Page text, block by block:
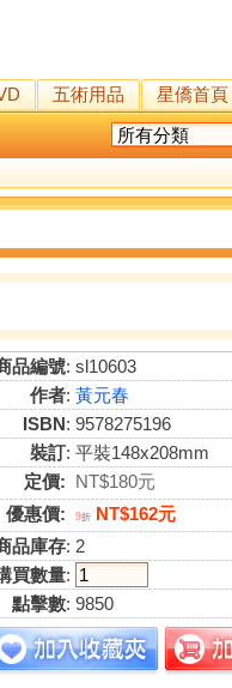
五術用品
星僑首頁
品編號: sl10603
作者: 黃元春
ISBN: 9578275196
裝訂: 平裝148x208mm
定價: NT$180元
優惠價:
9折 NT$162元
品庫存: 2
買數量:
點擊數: 9850